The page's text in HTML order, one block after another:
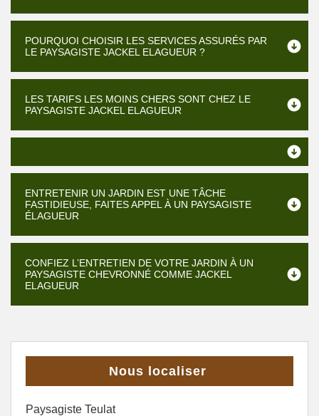
POURQUOI CHOISIR LES SERVICES ASSURÉS PAR
LE PAYSAGISTE JACKEL ELAGUEUR ?
LES TARIFS LES MOINS CHERS SONT CHEZ LE
PAYSAGISTE JACKEL ELAGUEUR
ENTRETENIR UN JARDIN EST UNE TÂCHE
FASTIDIEUSE, FAITES APPEL À UN PAYSAGISTE
ÉLAGUEUR
CONFIEZ L’ENTRETIEN DE VOTRE JARDIN À UN
PAYSAGISTE CHEVRONNÉ COMME JACKEL
ELAGUEUR
Nous localiser
Paysagiste Teulat